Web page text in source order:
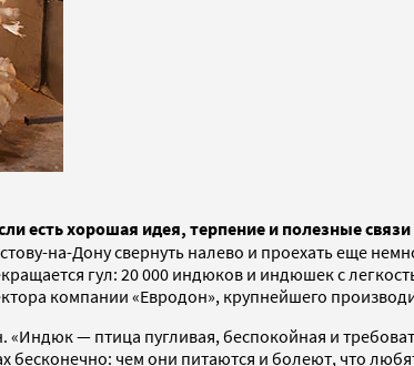
есть хорошая идея, терпение и полезные связи
на-Дону свернуть налево и проехать еще
гул: 20 000 индюков и индюшек с
компании «Евродон», крупнейшего
— птица пугливая, беспокойная и
бесконечно: чем они питаются и болеют, что